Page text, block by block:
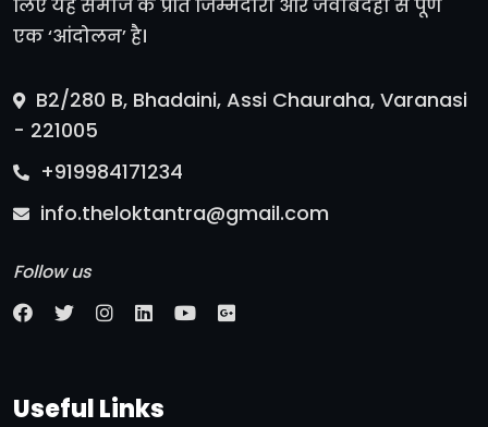
लिए यह समाज के प्रति जिम्मेदारी और जवाबदेही से पूर्ण
एक ‘आंदोलन’ है।
B2/280 B, Bhadaini, Assi Chauraha, Varanasi
- 221005
+919984171234
info.theloktantra@gmail.com
Follow us
Useful Links